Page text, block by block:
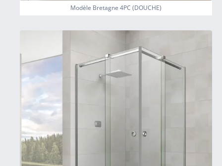
Modèle Bretagne 4PC (DOUCHE)